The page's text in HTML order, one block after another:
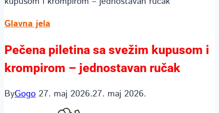
Glavna jela
Pečena piletina sa svežim kupusom i
krompirom – jednostavan ručak
ByGogo 27. maj 2026.27. maj 2026.